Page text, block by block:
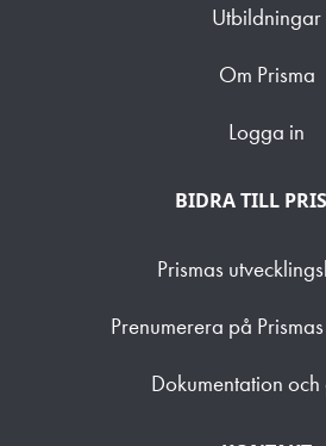
Utbildningar
Om Prisma
Logga in
BIDRA TILL
Prismas
Prenumerera på
Dokumentation